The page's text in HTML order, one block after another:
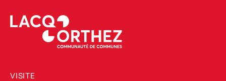
VISITE